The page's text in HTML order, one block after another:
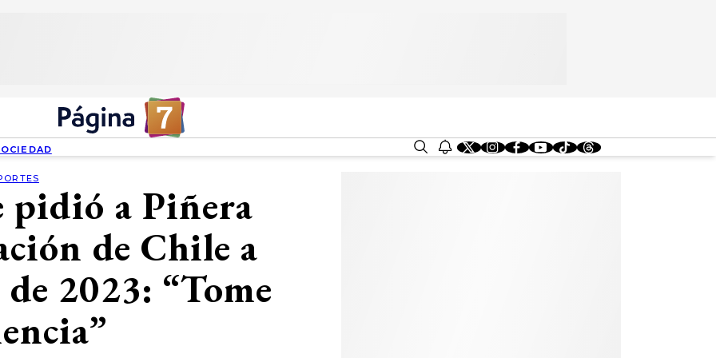
pidió a Piñera
de Chile a
2023: “Tome